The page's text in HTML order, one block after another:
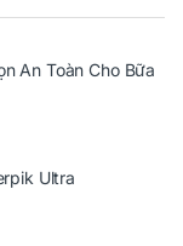
An Toàn Cho Bữa
Ultra